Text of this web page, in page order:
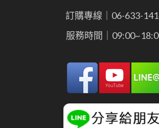
訂購專線｜06-633-
服務時間｜